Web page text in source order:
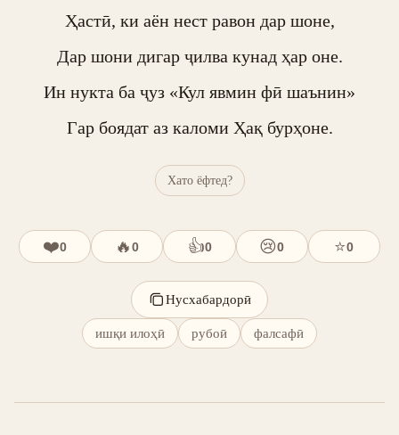
Ҳастӣ, ки аён нест равон дар шоне,
Дар шони дигар ҷилва кунад ҳар оне.
Ин нукта ба ҷуз «Кул явмин фӣ шаънин»
Гар боядат аз каломи Ҳақ бурҳоне.
Хато ёфтед?
❤️0 🔥0 👍0 😢0 ⭐0
Нусхабардорӣ
ишқи илоҳӣ рубоӣ фалсафӣ